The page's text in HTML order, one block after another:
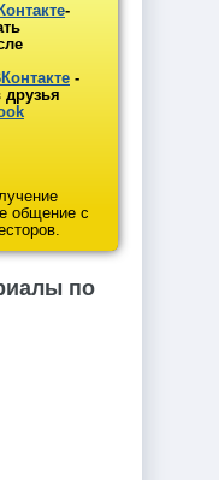
-
-
друзья
общение с
по